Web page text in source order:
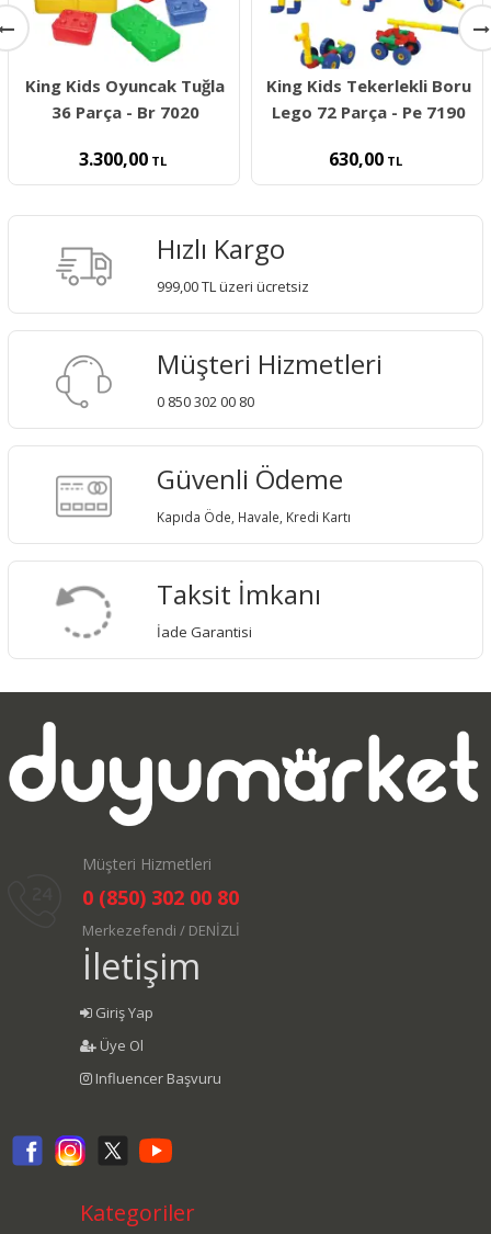
King Kids Oyuncak Tuğla
36 Parça - Br 7020
3.300,00TL
King Kids Tekerlekli Boru
Lego 72 Parça - Pe 7190
630,00 TL
Hızlı Kargo
999,00 TL üzeri ücretsiz
Müşteri Hizmetleri
0 850 302 00 80
Güvenli Ödeme
Kapıda Öde, Havale, Kredi Kartı
Taksit İmkanı
İade Garantisi
Müşteri Hizmetleri
0 (850) 302 00 80
Merkezefendi / DENİZLİ
İletişim
Giriş Yap
Üye Ol
Influencer Başvuru
Kategoriler